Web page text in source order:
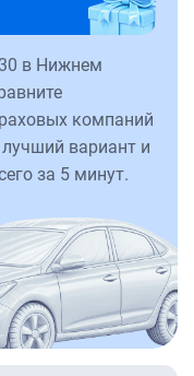
в Нижнем
компаний
вариант и
за 5 минут.